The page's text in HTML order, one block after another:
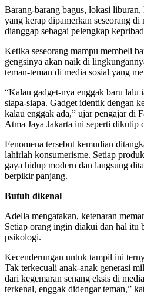
Barang-barang bagus, lokasi
yang kerap dipamerkan seseorang
dianggap sebagai pelengkap
Ketika seseorang mampu membeli
gengsinya akan naik di
teman-teman di media sosial yang
“Kalau gadget-nya enggak baru lalu
siapa-siapa. Gadget identik dengan
kalau enggak ada,” ujar pengajar di
Atma Jaya Jakarta ini seperti dikutip
Fenomena tersebut kemudian
lahirlah konsumerisme. Setiap
gaya hidup modern dan langsung
berpikir panjang.
Butuh dikenal
Adella mengatakan, ketenaran
Setiap orang ingin diakui dan hal itu
psikologi.
Kecenderungan untuk tampil ini
Tak terkecuali anak-anak generasi
dari kegemaran senang eksis di
terkenal, enggak didengar teman,”